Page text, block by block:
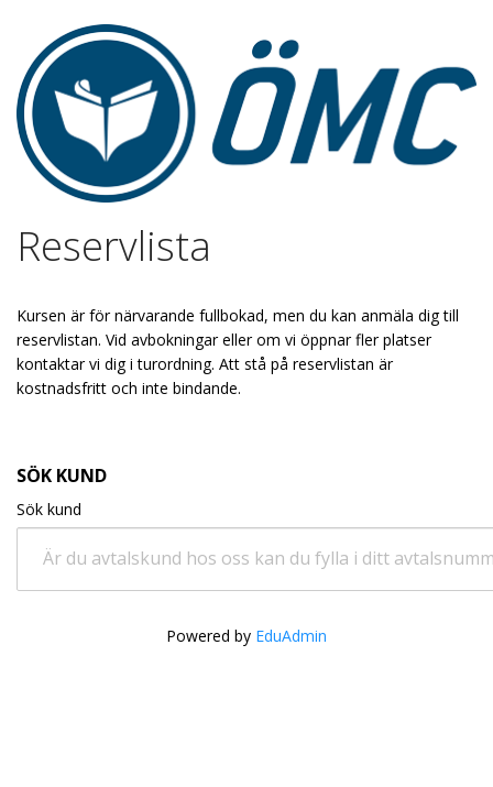
Reservlista
Kursen är för närvarande fullbokad, men du kan anmäla dig till
reservlistan. Vid avbokningar eller om vi öppnar fler platser
kontaktar vi dig i turordning. Att stå på reservlistan är
kostnadsfritt och inte bindande.
SÖK KUND
Sök kund
Är du avtalskund hos oss kan du fylla i ditt
Powered by EduAdmin